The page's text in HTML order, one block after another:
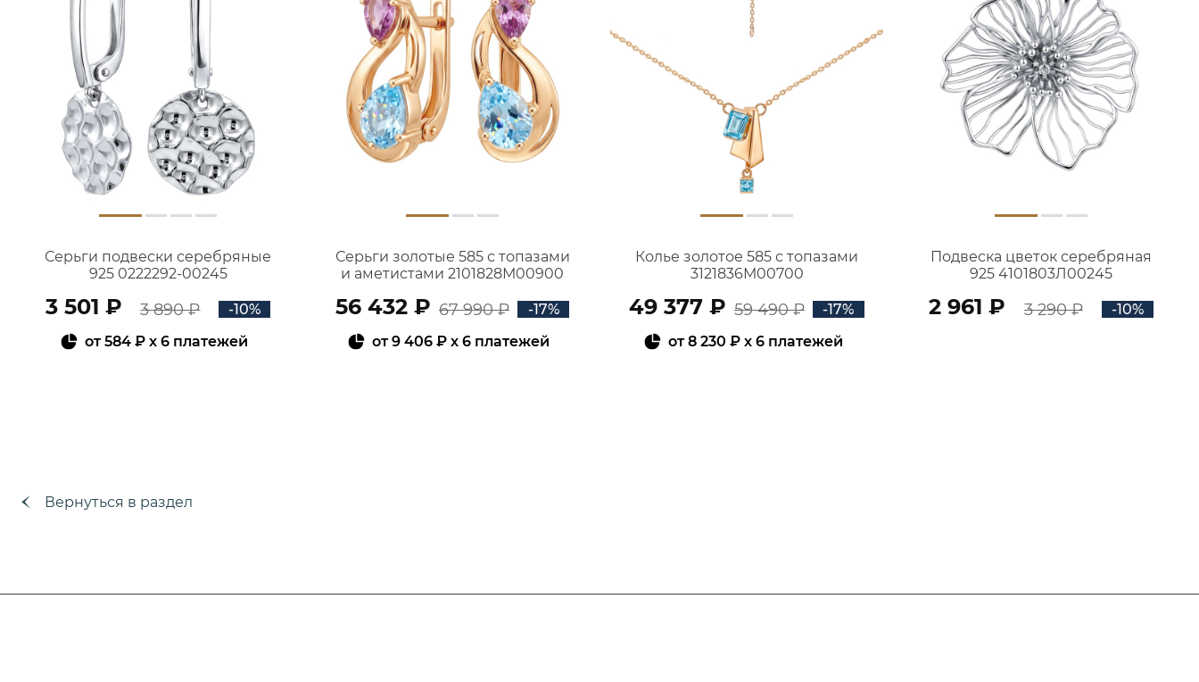
Серьги подвески серебряные
925 0222292-00245
3 501 ₽ 3 890 ₽
-10%
от584 ₽ x 6 платежей
Серьги золотые 585 с топазами
и аметистами 2101828М00900
56 432 ₽ 67 990 ₽
-17%
от9 406 ₽ x 6 платежей
Колье золотое 585 с топазами
3121836М00700
49 377 ₽ 59 490 ₽
-17%
от8 230 ₽x 6 платежей
Подвеска цветок серебряная
925 4101803Л00245
2 961 ₽ 3 290 ₽ -10%
Вернуться в раздел